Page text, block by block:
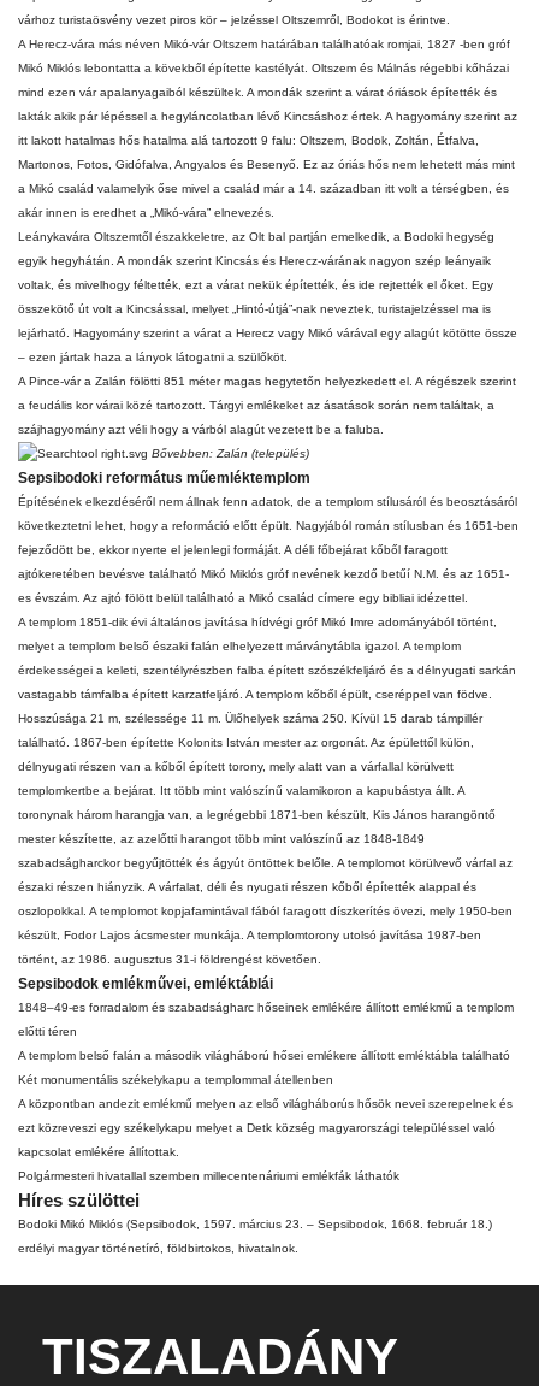
várhoz turistaösvény vezet piros kör – jelzéssel Oltszemről, Bodokot is érintve.
A Herecz-vára más néven Mikó-vár Oltszem határában találhatóak romjai, 1827 -ben gróf
Mikó Miklós lebontatta a kövekből építette kastélyát. Oltszem és Málnás régebbi kőházai
mind ezen vár apalanyagaiból készültek. A mondák szerint a várat óriások építették és
lakták akik pár lépéssel a hegyláncolatban lévő Kincsáshoz értek. A hagyomány szerint az
itt lakott hatalmas hős hatalma alá tartozott 9 falu: Oltszem, Bodok, Zoltán, Étfalva,
Martonos, Fotos, Gidófalva, Angyalos és Besenyő. Ez az óriás hős nem lehetett más mint
a Mikó család valamelyik őse mivel a család már a 14. században itt volt a térségben, és
akár innen is eredhet a „Mikó-vára” elnevezés.
Leánykavára Oltszemtől északkeletre, az Olt bal partján emelkedik, a Bodoki hegység
egyik hegyhátán. A mondák szerint Kincsás és Herecz-várának nagyon szép leányaik
voltak, és mivelhogy féltették, ezt a várat nekük építették, és ide rejtették el őket. Egy
összekötő út volt a Kincsással, melyet „Hintó-útjá”-nak neveztek, turistajelzéssel ma is
lejárható. Hagyomány szerint a várat a Herecz vagy Mikó várával egy alagút kötötte össze
– ezen jártak haza a lányok látogatni a szülőköt.
A Pince-vár a Zalán fölötti 851 méter magas hegytetőn helyezkedett el. A régészek szerint
a feudális kor várai közé tartozott. Tárgyi emlékeket az ásatások során nem találtak, a
szájhagyomány azt véli hogy a várból alagút vezetett be a faluba.
Bővebben: Zalán (település)
Sepsibodoki református műemléktemplom
Építésének elkezdéséről nem állnak fenn adatok, de a templom stílusáról és beosztásáról
következtetni lehet, hogy a reformáció előtt épült. Nagyjából román stílusban és 1651-ben
fejeződött be, ekkor nyerte el jelenlegi formáját. A déli főbejárat kőből faragott
ajtókeretében bevésve található Mikó Miklós gróf nevének kezdő betűí N.M. és az 1651-
es évszám. Az ajtó fölött belül található a Mikó család címere egy bibliai idézettel.
A templom 1851-dik évi általános javítása hídvégi gróf Mikó Imre adományából történt,
melyet a templom belső északi falán elhelyezett márványtábla igazol. A templom
érdekességei a keleti, szentélyrészben falba épített szószékfeljáró és a délnyugati sarkán
vastagabb támfalba épített karzatfeljáró. A templom kőből épült, cseréppel van födve.
Hosszúsága 21 m, szélessége 11 m. Ülőhelyek száma 250. Kívül 15 darab támpillér
található. 1867-ben építette Kolonits István mester az orgonát. Az épülettől külön,
délnyugati részen van a kőből épített torony, mely alatt van a várfallal körülvett
templomkertbe a bejárat. Itt több mint valószínű valamikoron a kapubástya állt. A
toronynak három harangja van, a legrégebbi 1871-ben készült, Kis János harangöntő
mester készítette, az azelőtti harangot több mint valószínű az 1848-1849
szabadságharckor begyűjtötték és ágyút öntöttek belőle. A templomot körülvevő várfal az
északi részen hiányzik. A várfalat, déli és nyugati részen kőből építették alappal és
oszlopokkal. A templomot kopjafamintával fából faragott díszkerítés övezi, mely 1950-ben
készült, Fodor Lajos ácsmester munkája. A templomtorony utolsó javítása 1987-ben
történt, az 1986. augusztus 31-i földrengést követően.
Sepsibodok emlékművei, emléktáblái
1848–49-es forradalom és szabadságharc hőseinek emlékére állított emlékmű a templom
előtti téren
A templom belső falán a második világháború hősei emlékere állított emléktábla található
Két monumentális székelykapu a templommal átellenben
A központban andezit emlékmű melyen az első világháborús hősök nevei szerepelnek és
ezt közreveszi egy székelykapu melyet a Detk község magyarországi településsel való
kapcsolat emlékére állítottak.
Polgármesteri hivatallal szemben millecentenáriumi emlékfák láthatók
Híres szülöttei
Bodoki Mikó Miklós (Sepsibodok, 1597. március 23. – Sepsibodok, 1668. február 18.)
erdélyi magyar történetíró, földbirtokos, hivatalnok.
TISZALADÁNY